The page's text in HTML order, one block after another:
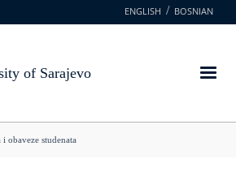
ENGLISH BOSNIAN
of Sarajevo
i obaveze studenata